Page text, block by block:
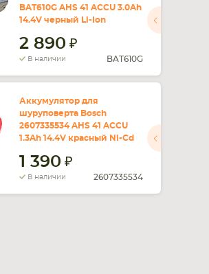
BAT610G AHS 41 ACCU 3.0Ah
14.4V черный Li-Ion
2 890
В наличии BAT610G
Аккумулятор для
шуруповерта Bosch
2607335534 AHS 41 ACCU
1.3Ah 14.4V красный Ni-Cd
1 390
В наличии 2607335534